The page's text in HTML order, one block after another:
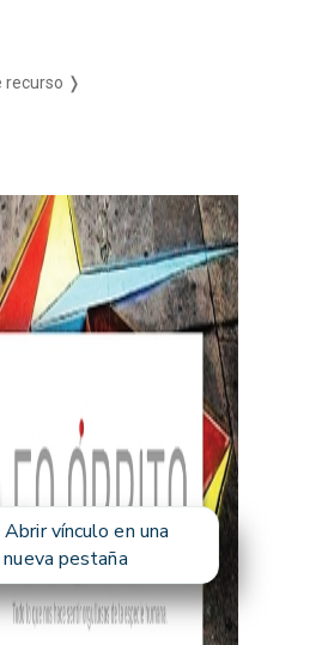
recurso ❭
Abrir vínculo en una
nueva pestaña